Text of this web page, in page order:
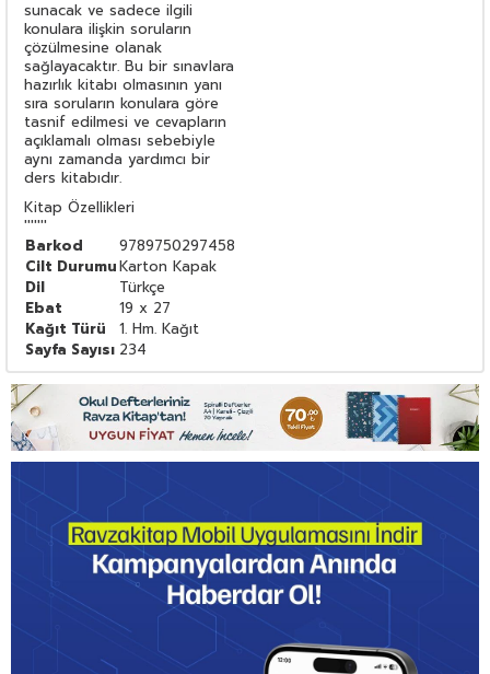
sunacak ve sadece ilgili
konulara ilişkin soruların
çözülmesine olanak
sağlayacaktır. Bu bir sınavlara
hazırlık kitabı olmasının yanı
sıra soruların konulara göre
tasnif edilmesi ve cevapların
açıklamalı olması sebebiyle
aynı zamanda yardımcı bir
ders kitabıdır.
Kitap Özellikleri
'''''''
Barkod
9789750297458
Cilt DurumuKarton Kapak
Dil
Türkçe
Ebat
19 x 27
Kağıt Türü
1. Hm. Kağıt
Sayfa Sayısı 234